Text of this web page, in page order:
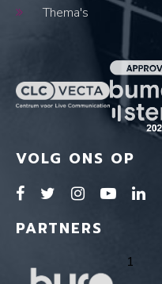
Thema's
VOLG ONS OP
PARTNERS
1